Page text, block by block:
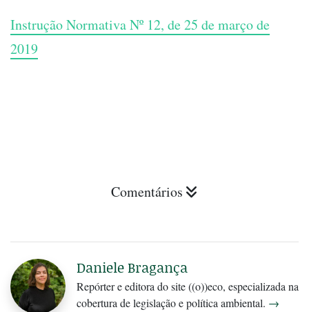
Instrução Normativa Nº 12, de 25 de março de
2019
Comentários
Daniele Bragança
Repórter e editora do site ((o))eco, especializada na
cobertura de legislação e política ambiental. →